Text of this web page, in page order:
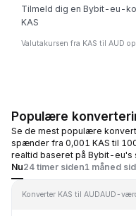
Tilmeld dig en Bybit-eu-
KAS
Valutakursen fra KAS til AUD
Populære
Se de mest populære
spænder fra 0,001 KAS til
realtid baseret på Bybit-eu's
Nu24 timer siden1 måned
Konverter KAS til AUDAUD-